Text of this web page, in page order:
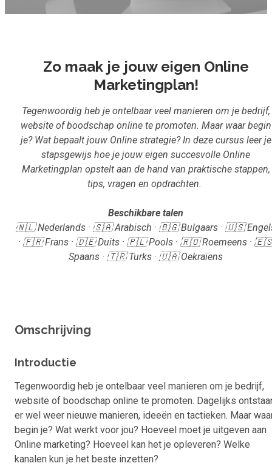
Inloggen
Zo maak je jouw eigen Online
Marketingplan!
Tegenwoordig heb je ontelbaar veel manieren om je bedrijf,
website of boodschap online te promoten. Maar waar begin
je? Wat bepaalt jouw Online strategie? In deze cursus leer je
stapsgewijs hoe je jouw eigen succesvolle Online
Marketingplan opstelt aan de hand van praktische stappen,
tips, vragen en opdrachten.
Beschikbare talen
🇳🇱 Nederlands · 🇸🇦 Arabisch · 🇧🇬 Bulgaars · 🇺🇸
· 🇫🇷 Frans · 🇩🇪 Duits · 🇵🇱 Pools · 🇷🇴 Roemeens ·
Spaans · 🇹🇷 Turks · 🇺🇦 Oekraïens
Omschrijving
Introductie
Tegenwoordig heb je ontelbaar veel manieren om je bedrijf,
website of boodschap online te promoten. Dagelijks
er wel weer nieuwe manieren, ideeën en tactieken. Maar
begin je? Wat werkt voor jou? Hoeveel moet je uitgeven aan
Online marketing? Hoeveel kan het je opleveren? Welke
kanalen kun je het beste inzetten?